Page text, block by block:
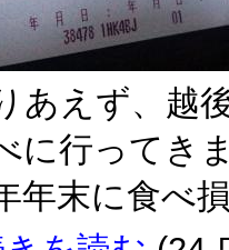
あえず、越
に行ってき
年末に食べ